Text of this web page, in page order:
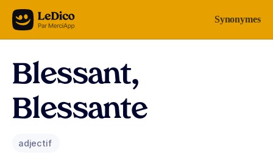
Aller au contenu Synonymes
Blessant,
Blessante
adjectif